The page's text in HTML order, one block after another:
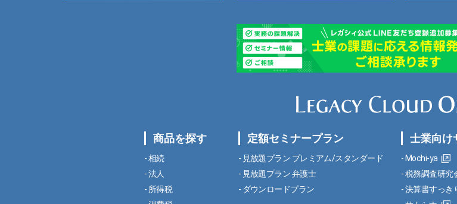
商品を探す
相続
法人
所得税
定額セミナープラン
見放題プラン プレミアム/スタンダード
見放題プラン 弁護士
ダウンロードプラン
士業向け
Mochi-ya
税務調査研究
決算書すっき